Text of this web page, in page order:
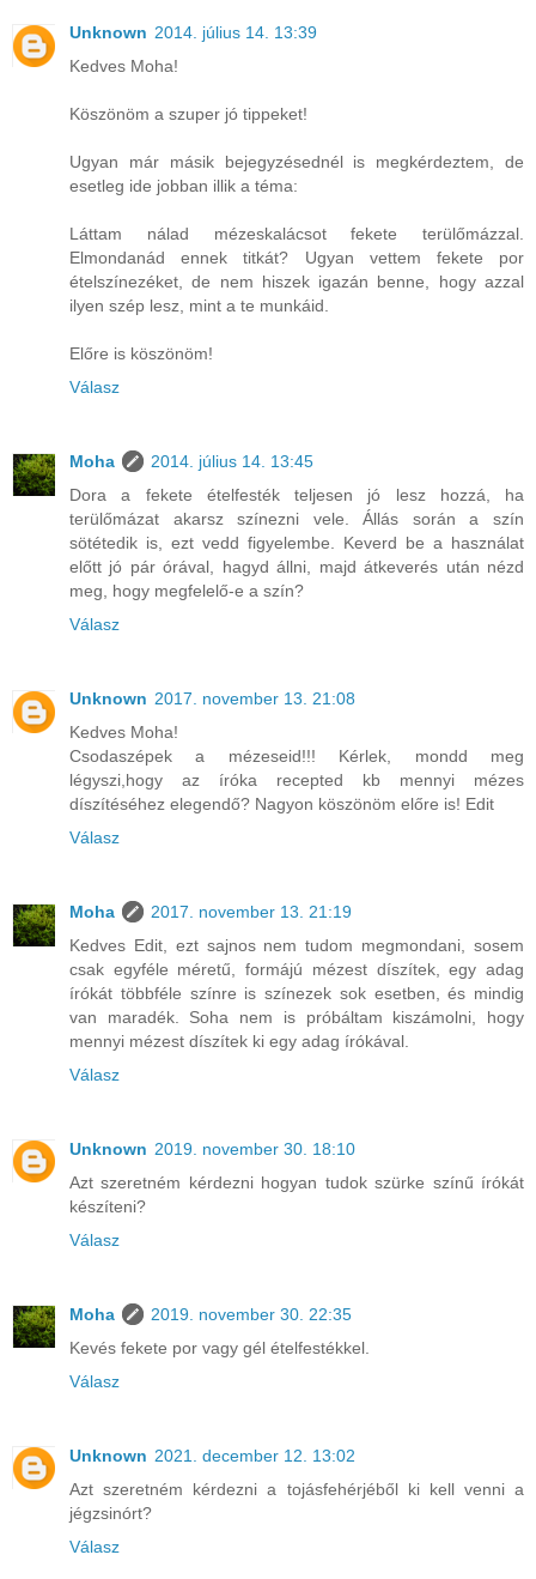
Unknown 2014. július 14. 13:39
Kedves Moha!
Köszönöm a szuper jó tippeket!
Ugyan már másik bejegyzésednél is megkérdeztem, de
esetleg ide jobban illik a téma:
Láttam nálad mézeskalácsot fekete terülőmázzal.
Elmondanád ennek titkát? Ugyan vettem fekete por
ételszínezéket, de nem hiszek igazán benne, hogy azzal
ilyen szép lesz, mint a te munkáid.
Előre is köszönöm!
Válasz
Moha
2014. július 14. 13:45
Dora a fekete ételfesték teljesen jó lesz hozzá, ha
terülőmázat akarsz színezni vele. Állás során a szín
sötétedik is, ezt vedd figyelembe. Keverd be a használat
előtt jó pár órával, hagyd állni, majd átkeverés után nézd
meg, hogy megfelelő-e a szín?
Válasz
Unknown 2017. november 13. 21:08
Kedves Moha!
Csodaszépek a mézeseid!!! Kérlek, mondd meg
légyszi,hogy az íróka recepted kb mennyi mézes
díszítéséhez elegendő? Nagyon köszönöm előre is! Edit
Válasz
Moha
2017. november 13. 21:19
Kedves Edit, ezt sajnos nem tudom megmondani, sosem
csak egyféle méretű, formájú mézest díszítek, egy adag
írókát többféle színre is színezek sok esetben, és mindig
van maradék. Soha nem is próbáltam kiszámolni, hogy
mennyi mézest díszítek ki egy adag írókával.
Válasz
Unknown 2019. november 30. 18:10
Azt szeretném kérdezni hogyan tudok szürke színű írókát
készíteni?
Válasz
Moha
2019. november 30. 22:35
Kevés fekete por vagy gél ételfestékkel.
Válasz
Unknown 2021. december 12. 13:02
Azt szeretném kérdezni a tojásfehérjéből ki kell venni a
jégzsinórt?
Válasz